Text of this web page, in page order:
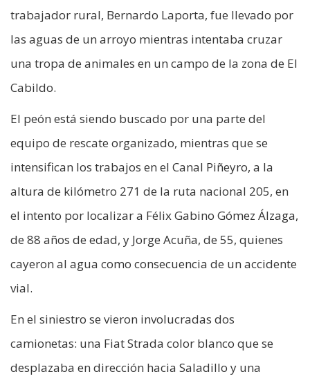
trabajador rural, Bernardo Laporta, fue llevado por
las aguas de un arroyo mientras intentaba cruzar
una tropa de animales en un campo de la zona de El
Cabildo.
El peón está siendo buscado por una parte del
equipo de rescate organizado, mientras que se
intensifican los trabajos en el Canal Piñeyro, a la
altura de kilómetro 271 de la ruta nacional 205, en
el intento por localizar a Félix Gabino Gómez Álzaga,
de 88 años de edad, y Jorge Acuña, de 55, quienes
cayeron al agua como consecuencia de un accidente
vial.
En el siniestro se vieron involucradas dos
camionetas: una Fiat Strada color blanco que se
desplazaba en dirección hacia Saladillo y una